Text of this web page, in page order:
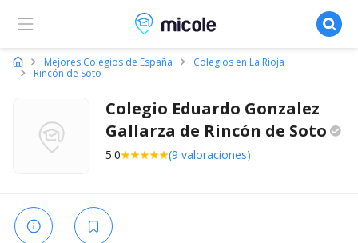
Micole, buscador de colegios
Mejores Colegios de España
Colegios en La Rioja
Rincón de Soto
Colegio Eduardo Gonzalez
Gallarza de Rincón de Soto
5.0 (9 valoraciones)